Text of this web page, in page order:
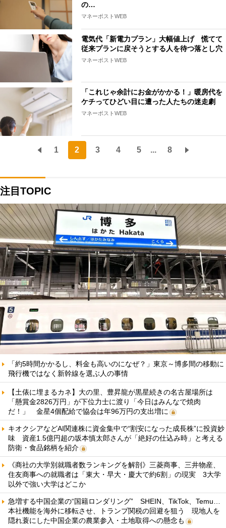
の…
マネーポストWEB
電気代「新電力プラン」大幅値上げ 慌てて
従来プランに戻そうとする人を待つ落とし穴
マネーポストWEB
「これじゃ余計にお金がかかる！」暖房代を
ケチってひどい目に遭った人たちの迷走劇
マネーポストWEB
1 2 3 4 5 ... 8
注目TOPIC
「約5時間かかるし、料金も高いのになぜ？」東京～博多間の移動に
飛行機ではなく新幹線を選ぶ人の事情
【土俵に埋まるカネ】大の里、豊昇龍が黒星続きの名古屋場所は
「懸賞金2826万円」が下位力士に渡り「今日はみんなで焼肉
だ！」 金星4個配給で協会は年96万円の支出増に
キオクシアなどAI関連株に資金集中で“割安になった成長株”に投資妙
味 資産1.5億円超の坂本慎太郎さんが「絶好の仕込み時」と考える
防衛・食品銘柄を紹介
《商社の大学別就職者数ランキングを解剖》三菱商事、三井物産、
住友商事への就職者は「東大・早大・慶大で約6割」の現実 3大学
以外で強い大学はどこか
急増する中国企業の“国籍ロンダリング” SHEIN、TikTok、Temu…
本社機能を海外に移転させ、トランプ関税の回避を狙う 現地人を
隠れ蓑にした中国企業の農業参入・土地取得への懸念も